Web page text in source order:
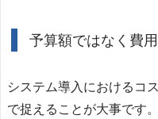
予算額ではなく費
システム導入におけるコ
で捉えることが大事です